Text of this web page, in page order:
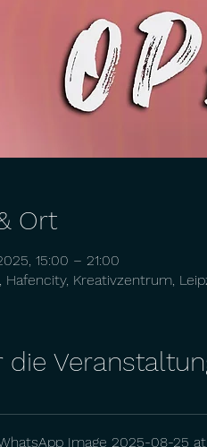
Ort
15:00 – 21:00
Hafencity, Kreativzentrum,
die
Image 2025-08-25 at